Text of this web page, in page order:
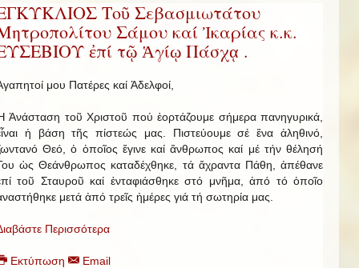
Τοῦ Σεβασμιωτάτου
Σάμου καί Ἰκαρίας κ.κ.
ἐπί τῷ Ἁγίῳ Πάσχᾳ .
μου Πατέρες καί Ἀδελφοί,
Ἀνάσταση τοῦ Χριστοῦ πού ἑορτάζουμε σήμερα πανηγυρικά,
ἡ βάση τῆς πίστεώς μας. Πιστεύουμε σέ ἕνα ἀληθινό,
Θεό, ὁ ὁποῖος ἔγινε καί ἄνθρωπος καί μέ τήν θέλησή
ὡς Θεάνθρωπος καταδέχθηκε, τά ἄχραντα Πάθη, ἀπέθανε
τοῦ Σταυροῦ καί ἐνταφιάσθηκε στό μνῆμα, ἀπό τό ὁποῖο
μετά ἀπό τρεῖς ἡμέρες γιά τή σωτηρία μας.
Περισσότερα
Εκτύπωση Email